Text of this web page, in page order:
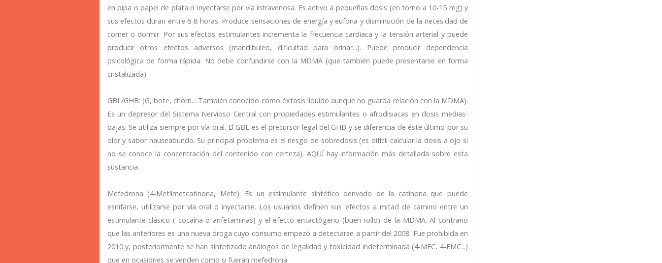
en pipa o papel de plata o inyectarse por vía intravenosa. Es activo a pequeñas dosis (en torno a 10-15 mg) y
sus efectos duran entre 6-8 horas. Produce sensaciones de energía y euforia y disminución de la necesidad de
comer o dormir. Por sus efectos estimulantes incrementa la frecuencia cardiaca y la tensión arterial y puede
producir otros efectos adversos (mandibuleo, dificultad para orinar...). Puede producir dependencia
psicológica de forma rápida. No debe confundirse con la MDMA (que también puede presentarse en forma
cristalizada)
GBL/GHB: (G, bote, chorri... También conocido como éxtasis líquido aunque no guarda relación con la MDMA).
Es un depresor del Sistema Nervioso Central con propiedades estimulantes o afrodisiacas en dosis medias-
bajas. Se utiliza siempre por vía oral. El GBL es el precursor legal del GHB y se diferencia de éste último por su
olor y sabor nauseabundo. Su principal problema es el riesgo de sobredosis (es difícil calcular la dosis a ojo si
no se conoce la concentración del contenido con certeza). AQUÍ hay información más detallada sobre esta
sustancia.
Mefedrona (4-Metilmetcatinona, Mefe): Es un estimulante sintético derivado de la catinona que puede
esnifarse, utilizarse por vía oral o inyectarse. Los usuarios definen sus efectos a mitad de camino entre un
estimulante clásico ( cocaína o anfetaminas) y el efecto entactógeno (buen rollo) de la MDMA. Al contrario
que las anteriores es una nueva droga cuyo consumo empezó a detectarse a partir del 2008. Fue prohibida en
2010 y, posteriormente se han sintetizado análogos de legalidad y toxicidad indeterminada (4-MEC, 4-FMC...)
que en ocasiones se venden como si fueran mefedrona.